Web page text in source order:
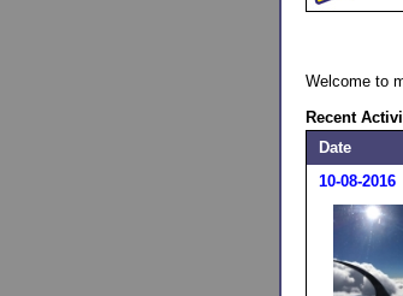
Welcome to
Recent
Date
10-08-2016